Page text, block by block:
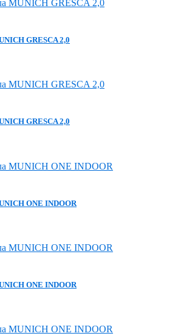
GRESCA 2,0
GRESCA 2,0
ONE INDOOR
ONE INDOOR